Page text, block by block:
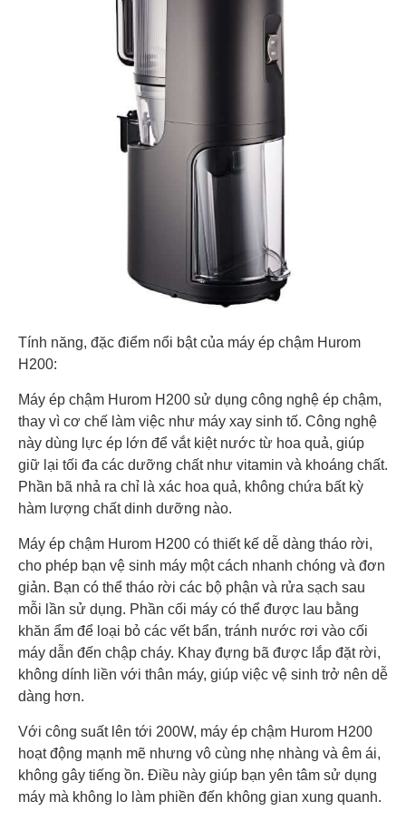
Tính năng, đặc điểm nổi bật của máy ép chậm Hurom
H200:
Máy ép chậm Hurom H200 sử dụng công nghệ ép chậm,
thay vì cơ chế làm việc như máy xay sinh tố. Công nghệ
này dùng lực ép lớn để vắt kiệt nước từ hoa quả, giúp
giữ lại tối đa các dưỡng chất như vitamin và khoáng chất.
Phần bã nhả ra chỉ là xác hoa quả, không chứa bất kỳ
hàm lượng chất dinh dưỡng nào.
Máy ép chậm Hurom H200 có thiết kế dễ dàng tháo rời,
cho phép bạn vệ sinh máy một cách nhanh chóng và đơn
giản. Bạn có thể tháo rời các bộ phận và rửa sạch sau
mỗi lần sử dụng. Phần cối máy có thể được lau bằng
khăn ẩm để loại bỏ các vết bẩn, tránh nước rơi vào cối
máy dẫn đến chập cháy. Khay đựng bã được lắp đặt rời,
không dính liền với thân máy, giúp việc vệ sinh trở nên dễ
dàng hơn.
Với công suất lên tới 200W, máy ép chậm Hurom H200
hoạt động mạnh mẽ nhưng vô cùng nhẹ nhàng và êm ái,
không gây tiếng ồn. Điều này giúp bạn yên tâm sử dụng
máy mà không lo làm phiền đến không gian xung quanh.